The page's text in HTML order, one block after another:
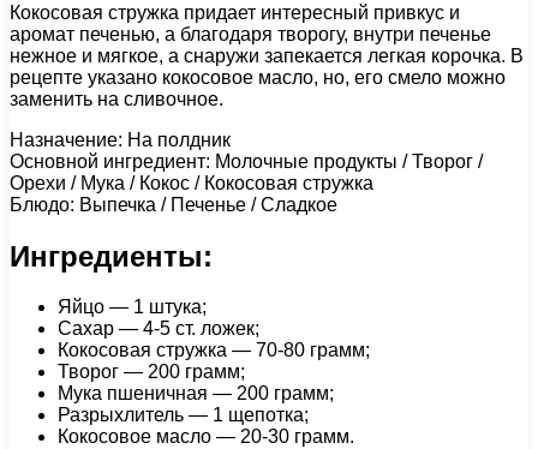
Кокосовая стружка придает интересный привкус и
аромат печенью, а благодаря творогу, внутри печенье
нежное и мягкое, а снаружи запекается легкая корочка. В
рецепте указано кокосовое масло, но, его смело можно
заменить на сливочное.
Назначение: На полдник
Основной ингредиент: Молочные продукты / Творог /
Орехи / Мука / Кокос / Кокосовая стружка
Блюдо: Выпечка / Печенье / Сладкое
Ингредиенты:
Яйцо — 1 штука;
Сахар — 4-5 ст. ложек;
Кокосовая стружка — 70-80 грамм;
Творог — 200 грамм;
Мука пшеничная — 200 грамм;
Разрыхлитель — 1 щепотка;
Кокосовое масло — 20-30 грамм.